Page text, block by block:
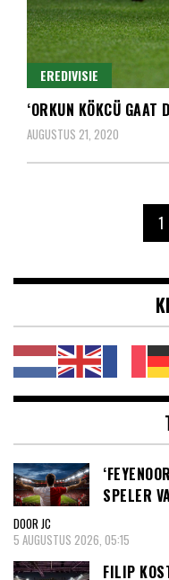
EREDIVISIE
‘ORKUN KÖKCÜ GAAT
AUGUSTUS 21, 2020
1
SPELER
DOOR JC
5 AUGUSTUS 2026, 05:15
FILIP